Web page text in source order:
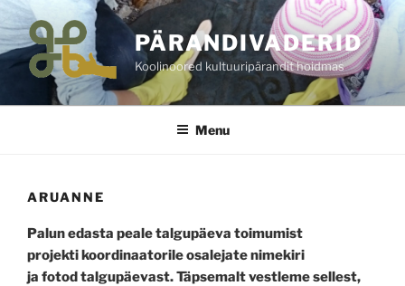
Skip
to
content
PÄRANDIVADERID
Koolinoored kultuuripärandit hoidmas
Menu
ARUANNE
Palun edasta peale talgupäeva toimumist
projekti koordinaatorile osalejate nimekiri
ja fotod talgupäevast. Täpsemalt vestleme sellest,